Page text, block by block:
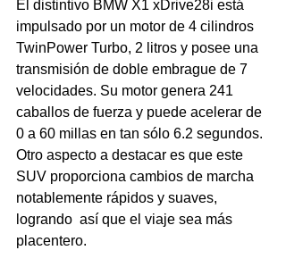
El distintivo BMW X1 xDrive28i está
impulsado por un motor de 4 cilindros
TwinPower Turbo, 2 litros y posee una
transmisión de doble embrague de 7
velocidades. Su motor genera 241
caballos de fuerza y puede acelerar de
0 a 60 millas en tan sólo 6.2 segundos.
Otro aspecto a destacar es que este
SUV proporciona cambios de marcha
notablemente rápidos y suaves,
logrando  así que el viaje sea más
placentero.